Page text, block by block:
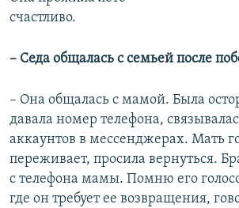
счастливо.
– Седа общалась с семьей после
– Она общалась с мамой. Была
давала номер телефона,
аккаунтов в мессенджерах. Мать
переживает, просила вернуться.
с телефона мамы. Помню его
где он требует ее возвращения,